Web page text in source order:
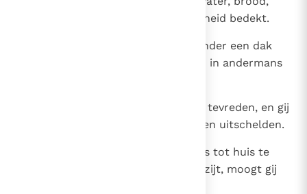
kleding en een huis dat de naaktheid bedekt.
Beter is een armoedig bestaan onder een dak
van planken dan heerlijke spijzen in andermans
Of gij nu weinig of veel krijgt, blijf tevreden, en gij
zult u niet voor vreemdeling horen uitschelden.
Het is een ellendig leven, van huis tot huis te
gaan, want waar gij vreemdeling zijt, moogt gij